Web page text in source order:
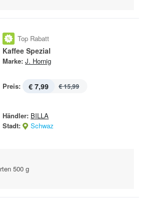
Top Rabatt
Kaffee Spezial
Marke: J. Hornig
Preis: € 7,99 € 15,99
Händler: BILLA
Stadt:
Schwaz
500 g